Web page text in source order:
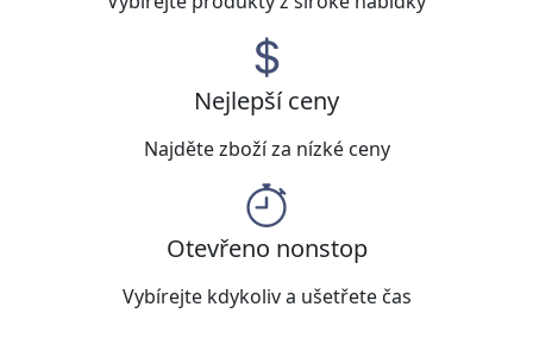
Nejlepší ceny
Najděte zboží za nízké ceny
Otevřeno nonstop
Vybírejte kdykoliv a ušetřete čas